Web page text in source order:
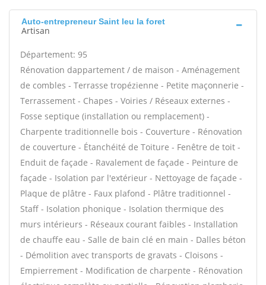
Auto-entrepreneur Saint leu la foret
Artisan
Département: 95
Rénovation dappartement / de maison - Aménagement
de combles - Terrasse tropézienne - Petite maçonnerie -
Terrassement - Chapes - Voiries / Réseaux externes -
Fosse septique (installation ou remplacement) -
Charpente traditionnelle bois - Couverture - Rénovation
de couverture - Étanchéité de Toiture - Fenêtre de toit -
Enduit de façade - Ravalement de façade - Peinture de
façade - Isolation par l'extérieur - Nettoyage de façade -
Plaque de plâtre - Faux plafond - Plâtre traditionnel -
Staff - Isolation phonique - Isolation thermique des
murs intérieurs - Réseaux courant faibles - Installation
de chauffe eau - Salle de bain clé en main - Dalles béton
- Démolition avec transports de gravats - Cloisons -
Empierrement - Modification de charpente - Rénovation